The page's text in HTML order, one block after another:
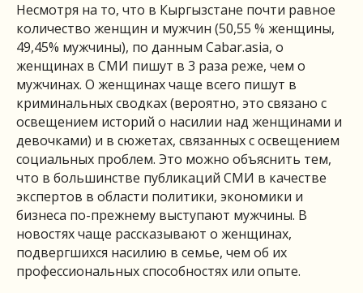
Несмотря на то, что в Кыргызстане почти равное
количество женщин и мужчин (50,55 % женщины,
49,45% мужчины), по данным Cabar.asia, о
женщинах в СМИ пишут в 3 раза реже, чем о
мужчинах. О женщинах чаще всего пишут в
криминальных сводках (вероятно, это связано с
освещением историй о насилии над женщинами и
девочками) и в сюжетах, связанных с освещением
социальных проблем. Это можно объяснить тем,
что в большинстве публикаций СМИ в качестве
экспертов в области политики, экономики и
бизнеса по-прежнему выступают мужчины. В
новостях чаще рассказывают о женщинах,
подвергшихся насилию в семье, чем об их
профессиональных способностях или опыте.